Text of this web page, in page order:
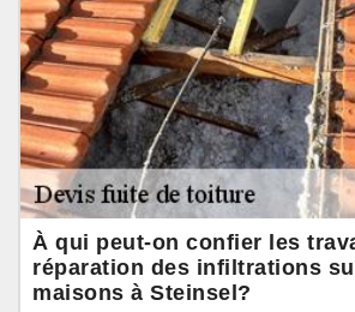
À qui peut-on confier les
réparation des infiltrations
maisons à Steinsel?